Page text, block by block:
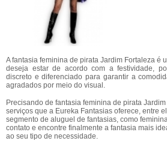
A fantasia feminina de pirata Jardim Fortaleza é
deseja estar de acordo com a festividade,
discreto e diferenciado para garantir a
agradados por meio do visual.
Precisando de fantasia feminina de pirata
serviços que a Eureka Fantasias oferece, entre
segmento de aluguel de fantasias, como
contato e encontre finalmente a fantasia mais
ao seu tipo de necessidade.